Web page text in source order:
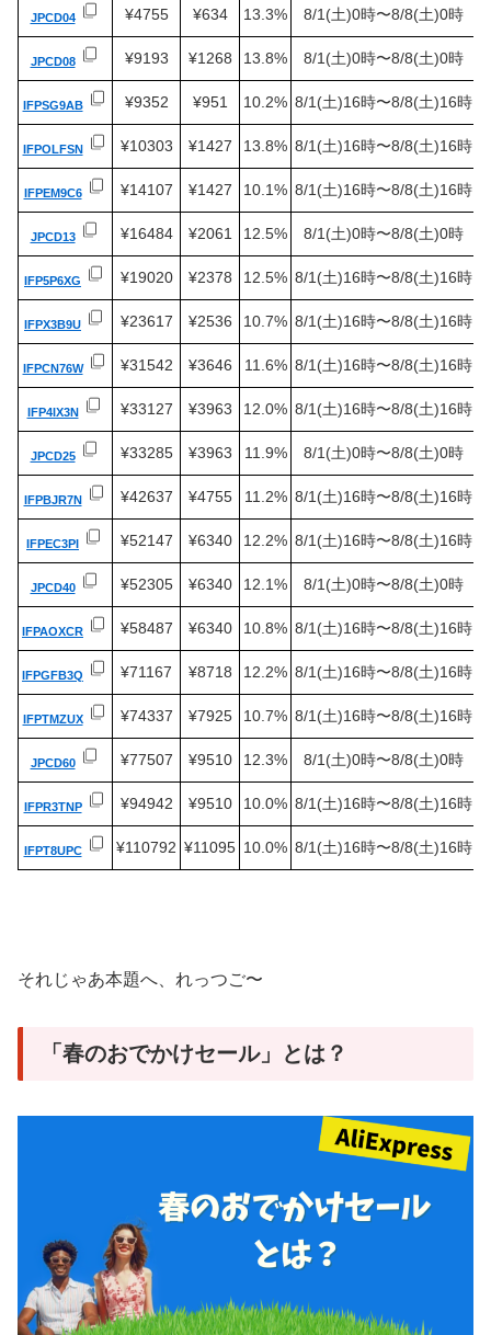
JPCD04 ¥4755 ¥634 13.3% 8/1(土)0時〜8/8(土)0時
JPCD08 ¥9193 ¥1268 13.8% 8/1(土)0時〜8/8(土)0時
IFPSG9AB ¥9352 ¥951 10.2% 8/1(土)16時〜8/8(土)16時
IFPOLFSN ¥10303 ¥1427 13.8% 8/1(土)16時〜8/8(土)16時
IFPEM9C6 ¥14107 ¥1427 10.1% 8/1(土)16時〜8/8(土)16時
JPCD13 ¥16484 ¥2061 12.5% 8/1(土)0時〜8/8(土)0時
IFP5P6XG ¥19020 ¥2378 12.5% 8/1(土)16時〜8/8(土)16時
IFPX3B9U ¥23617 ¥2536 10.7% 8/1(土)16時〜8/8(土)16時
IFPCN76W ¥31542 ¥3646 11.6% 8/1(土)16時〜8/8(土)16時
IFP4IX3N ¥33127 ¥3963 12.0% 8/1(土)16時〜8/8(土)16時
JPCD25 ¥33285 ¥3963 11.9% 8/1(土)0時〜8/8(土)0時
IFPBJR7N ¥42637 ¥4755 11.2% 8/1(土)16時〜8/8(土)16時
IFPEC3PI ¥52147 ¥6340 12.2% 8/1(土)16時〜8/8(土)16時
JPCD40 ¥52305 ¥6340 12.1% 8/1(土)0時〜8/8(土)0時
IFPAOXCR ¥58487 ¥6340 10.8% 8/1(土)16時〜8/8(土)16時
IFPGFB3Q ¥71167 ¥8718 12.2% 8/1(土)16時〜8/8(土)16時
IFPTMZUX ¥74337 ¥7925 10.7% 8/1(土)16時〜8/8(土)16時
JPCD60 ¥77507 ¥9510 12.3% 8/1(土)0時〜8/8(土)0時
IFPR3TNP ¥94942 ¥9510 10.0% 8/1(土)16時〜8/8(土)16時
IFPT8UPC ¥110792 ¥11095 10.0% 8/1(土)16時〜8/8(土)16時
それじゃあ本題へ、れっつご〜
「春のおでかけセール」とは？